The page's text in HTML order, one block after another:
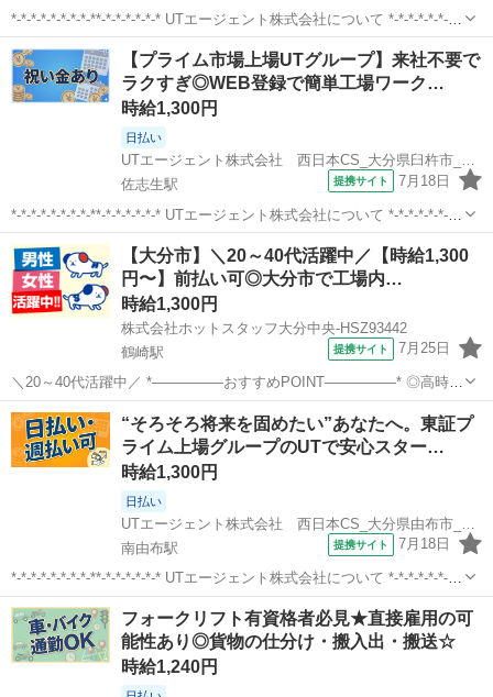
*-*-*-*-*-*-*-*-**-*-*-*-*-*-* UTエージェント株式会社について *-*-*-*-*-*-*-
*-**-*-*-*-*-*-* 当社は「無期雇用派遣」を行っている会社です。 採用決
定後はUTエー...
大分 日田市 夜明駅 倉庫
【プライム市場上場UTグループ】来社不要で
ラクすぎ◎WEB登録で簡単工場ワーク…
時給1,300円
日払い
UTエージェント株式会社 西日本CS_大分県臼杵市_製造
佐志生駅
提携サイト 7月18日
*-*-*-*-*-*-*-*-**-*-*-*-*-*-* UTエージェント株式会社について *-*-*-*-*-*-*-
*-**-*-*-*-*-*-* 当社は「無期雇用派遣」を行っている会社です。 採用決
定後はUTエー...
大分 臼杵市 佐志生駅
【大分市】＼20～40代活躍中／【時給1,300
円〜】前払い可◎大分市で工場内…
時給1,300円
株式会社ホットスタッフ大分中央-HSZ93442
鶴崎駅
提携サイト 7月25日
＼20～40代活躍中／ *—————おすすめPOINT—————* ◎高時給
1,300円以上 ◎未経験歓迎・無資格歓迎 ◎土日祝休み&残業なし ◎フ
ラットで働きやすい職場 ◎夏場も働きやすいサマータイム導入 *
——————...
大分 大分市 鶴崎駅 倉庫
“そろそろ将来を固めたい”あなたへ。東証プ
ライム上場グループのUTで安心スター…
時給1,300円
日払い
南由布駅
提携サイト 7月18日
*-*-*-*-*-*-*-*-**-*-*-*-*-*-* UTエージェント株式会社について *-*-*-*-*-*-*-
*-**-*-*-*-*-*-* 当社は「無期雇用派遣」を行っている会社です。 採用決
定後はUTエー...
大分 由布市 南由布駅 倉庫
フォークリフト有資格者必見★直接雇用の可
能性あり◎貨物の仕分け・搬入出・搬送☆
時給1,240円